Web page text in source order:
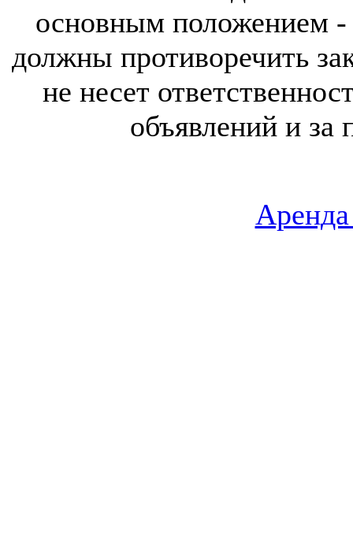
основным положением -
должны противоречить
не несет
объявлений и за